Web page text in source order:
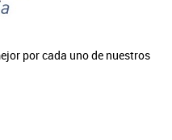
por cada uno de nuestros